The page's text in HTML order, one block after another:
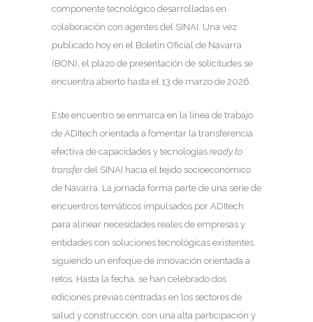
componente tecnológico desarrolladas en
colaboración con agentes del SINAI. Una vez
publicado hoy en el Boletín Oficial de Navarra
(BON), el plazo de presentación de solicitudes se
encuentra abierto hasta el 13 de marzo de 2026.
Este encuentro se enmarca en la línea de trabajo
de ADItech orientada a fomentar la transferencia
efectiva de capacidades y tecnologías ready to
transferdel SINAI hacia el tejido socioeconómico
de Navarra. La jornada forma parte de una serie de
encuentros temáticos impulsados por ADItech
para alinear necesidades reales de empresas y
entidades con soluciones tecnológicas existentes,
siguiendo un enfoque de innovación orientada a
retos. Hasta la fecha, se han celebrado dos
ediciones previas centradas en los sectores de
salud y construcción, con una alta participación y